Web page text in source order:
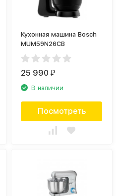
Кухонная машина Bosch
MUM59N26CB
25 990₽
В наличии
Посмотреть